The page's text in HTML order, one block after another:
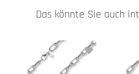
Das könnte Sie auch